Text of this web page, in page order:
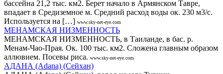
бассейна 21,2 тыс. км2. Берет начало в Армянском Тавре,
впадает в Средиземное м. Средний расход воды ок. 230 м3/с.
Используется на […] www.sky-net-eye.com
МЕНАМСКАЯ НИЗМЕННОСТЬ
МЕНАМСКАЯ НИЗМЕННОСТЬ, в Таиланде, в бас. р.
Менам-Чао-Прая. Ок. 100 тыс. км2. Сложена главным образом
аллювием. Посевы риса. www.sky-net-eye.com
АДАНА (Adana) (Сейхан)